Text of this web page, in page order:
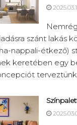
szánt lakás
nappali-étkező)
keretében egy
terveztünk